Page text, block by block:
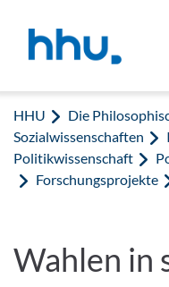
HHU
Die
Sozialwissenschaften
Politikwissenschaft
Forschungsprojekte
Wahlen in